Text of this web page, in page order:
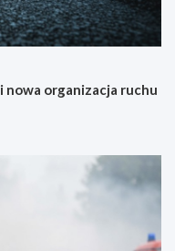
nowa organizacja ruchu